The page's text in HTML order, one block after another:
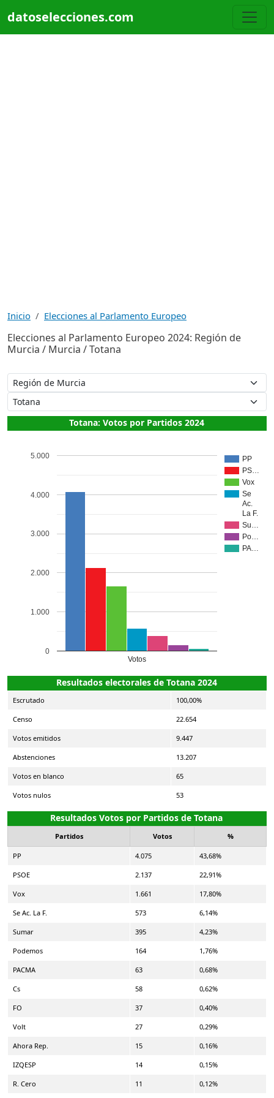
datoselecciones.com
Inicio Elecciones al Parlamento Europeo
Elecciones al Parlamento Europeo 2024: Región de
Murcia / Murcia / Totana
Totana: Votos por Partidos 2024
PP
PS…
Vox
Se
Ac.
La F.
Su…
Po…
PA…
Votos
0
1.000
2.000
3.000
4.000
5.000
Resultados electorales de Totana 2024
Escrutado 100,00%
Censo 22.654
Votos emitidos 9.447
Abstenciones 13.207
Votos en blanco 65
Votos nulos 53
Resultados Votos por Partidos de Totana
Partidos Votos %
PP 4.075 43,68%
PSOE 2.137 22,91%
Vox 1.661 17,80%
Se Ac. La F. 573 6,14%
Sumar 395 4,23%
Podemos 164 1,76%
PACMA 63 0,68%
Cs 58 0,62%
FO 37 0,40%
Volt 27 0,29%
Ahora Rep. 15 0,16%
IZQESP 14 0,15%
R. Cero 11 0,12%